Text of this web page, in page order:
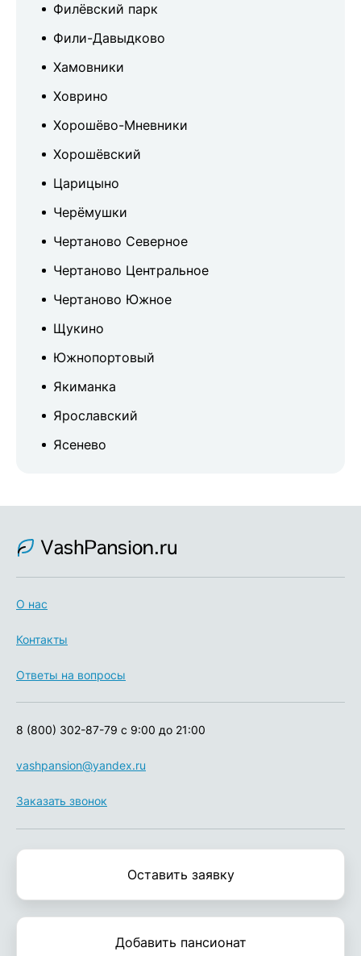
Филёвский парк
Фили-Давыдково
Хамовники
Ховрино
Хорошёво-Мневники
Хорошёвский
Царицыно
Черёмушки
Чертаново Северное
Чертаново Центральное
Чертаново Южное
Щукино
Южнопортовый
Якиманка
Ярославский
Ясенево
О нас
Контакты
Ответы на вопросы
vashpansion@yandex.ru
8 (800) 302-87-79 с 9:00 до 21:00
Заказать звонок
Оставить заявку
Добавить пансионат